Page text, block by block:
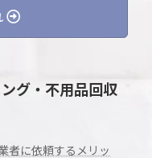
グ・不用品回収
者に依頼するメリッ